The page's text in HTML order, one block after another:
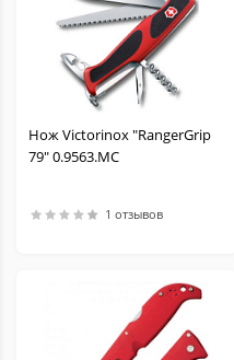
Нож Victorinox "RangerGrip
79" 0.9563.MC
1 отзывов